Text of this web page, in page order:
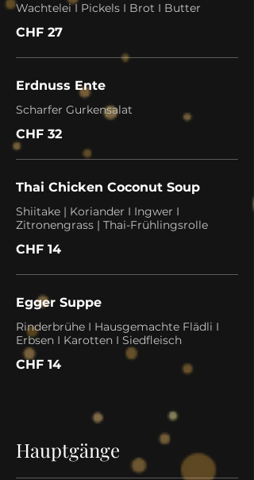
Wachtelei I Pickels I Brot I Butter
CHF 27
Erdnuss Ente
Scharfer Gurkensalat
CHF 32
Thai Chicken Coconut Soup
Shiitake | Koriander I Ingwer I
Zitronengrass | Thai-Frühlingsrolle
CHF 14
Egger Suppe
Rinderbrühe I Hausgemachte Flädli I
Erbsen I Karotten I Siedfleisch
CHF 14
Hauptgänge